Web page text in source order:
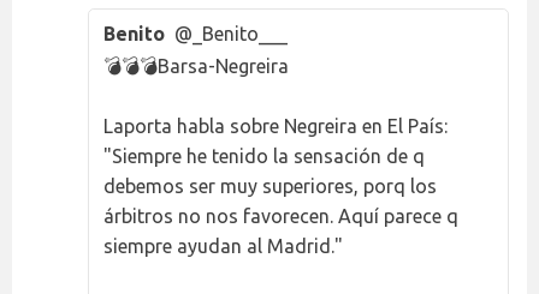
Benito @_Benito___
💣💣💣Barsa-Negreira
Laporta habla sobre Negreira en El País:
"Siempre he tenido la sensación de q
debemos ser muy superiores, porq los
árbitros no nos favorecen. Aquí parece q
siempre ayudan al Madrid."